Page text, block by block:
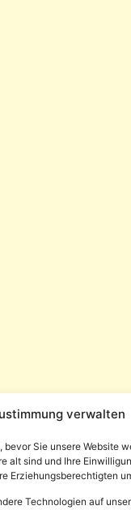
verwalten
Sie unsere Website
alt sind und Ihre
Erziehungsberechtigten
Technologien auf